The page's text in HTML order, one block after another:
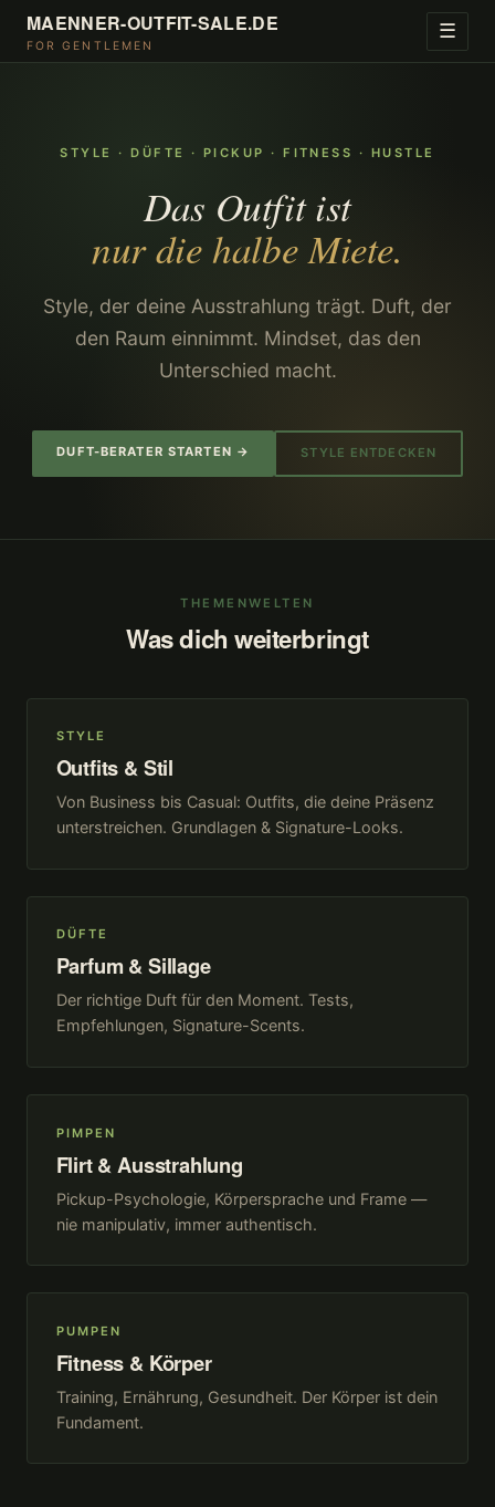
MAENNER-OUTFIT-SALE.DE
FOR GENTLEMEN
☰
STYLE · DÜFTE · PICKUP · FITNESS · HUSTLE
Das Outfit ist
nur die halbe Miete.
Style, der deine Ausstrahlung trägt. Duft, der
den Raum einnimmt. Mindset, das den
Unterschied macht.
DUFT-BERATER STARTEN → STYLE ENTDECKEN
THEMENWELTEN
Was dich weiterbringt
STYLE
Outfits & Stil
Von Business bis Casual: Outfits, die deine Präsenz
unterstreichen. Grundlagen & Signature-Looks.
DÜFTE
Parfum & Sillage
Der richtige Duft für den Moment. Tests,
Empfehlungen, Signature-Scents.
PIMPEN
Flirt & Ausstrahlung
Pickup-Psychologie, Körpersprache und Frame —
nie manipulativ, immer authentisch.
PUMPEN
Fitness & Körper
Training, Ernährung, Gesundheit. Der Körper ist dein
Fundament.